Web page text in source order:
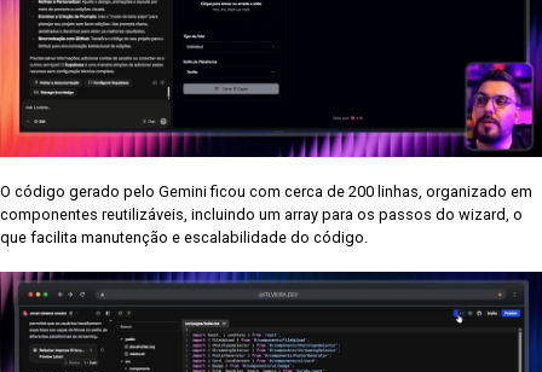
O código gerado pelo Gemini ficou com cerca de 200 linhas, organizado em
componentes reutilizáveis, incluindo um array para os passos do wizard, o
que facilita manutenção e escalabilidade do código.